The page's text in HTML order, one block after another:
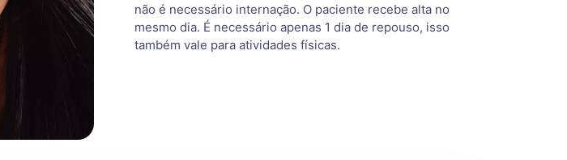
não é necessário internação. O paciente recebe alta no
mesmo dia. É necessário apenas 1 dia de repouso, isso
também vale para atividades físicas.